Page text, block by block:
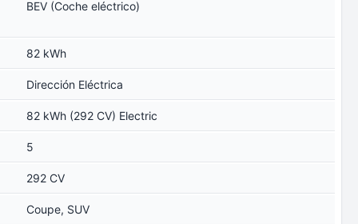
BEV (Coche eléctrico)
82 kWh
Dirección Eléctrica
82 kWh (292 CV) Electric
5
292 CV
Coupe, SUV